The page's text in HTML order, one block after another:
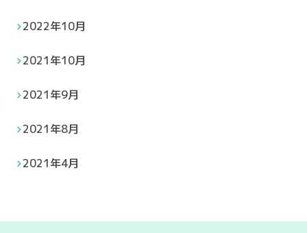
2022年10月
2021年10月
2021年9月
2021年8月
2021年4月